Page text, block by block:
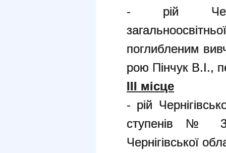
- рій
поглибленим
рою Пінчук В.І.,
ІII місце
- рій
ступенів № 3
Чернігівської